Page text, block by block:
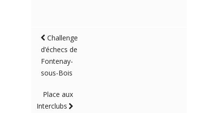
Challenge
d’échecs de
Fontenay-
sous-Bois
Place aux
Interclubs